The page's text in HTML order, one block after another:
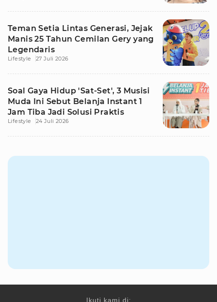
Teman Setia Lintas Generasi, Jejak
Manis 25 Tahun Cemilan Gery yang
Legendaris
Lifestyle 27 Juli 2026
Soal Gaya Hidup 'Sat-Set', 3 Musisi
Muda Ini Sebut Belanja Instant 1
Jam Tiba Jadi Solusi Praktis
Lifestyle 24 Juli 2026
Ikuti kami di: